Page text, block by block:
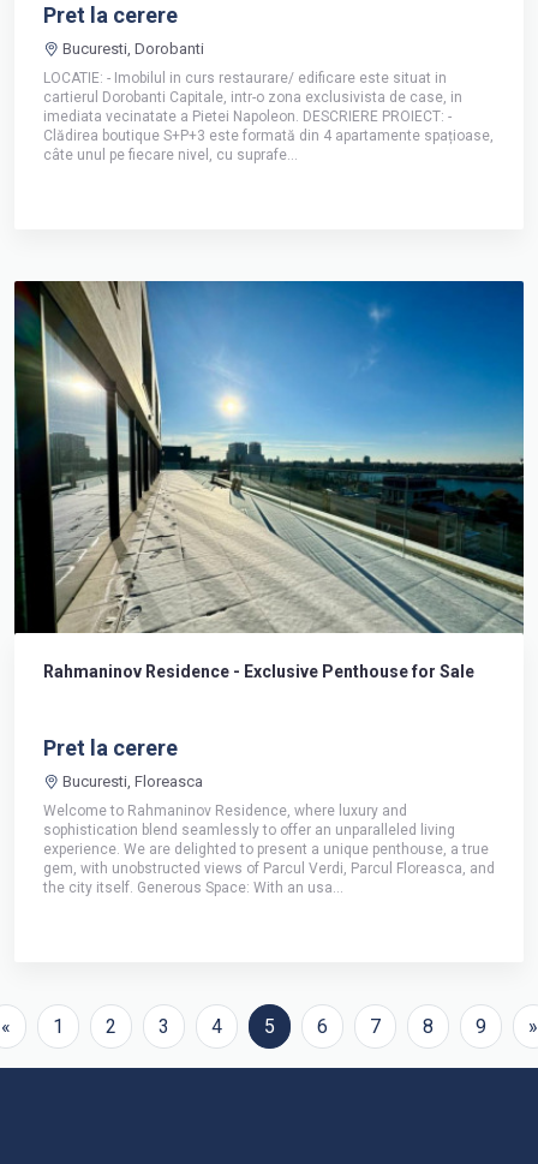
Pret la cerere
Bucuresti, Dorobanti
LOCATIE: - Imobilul in curs restaurare/ edificare este situat in
cartierul Dorobanti Capitale, intr-o zona exclusivista de case, in
imediata vecinatate a Pietei Napoleon. DESCRIERE PROIECT: -
Clădirea boutique S+P+3 este formată din 4 apartamente spațioase,
câte unul pe fiecare nivel, cu suprafe...
Rahmaninov Residence - Exclusive Penthouse for Sale
Pret la cerere
Bucuresti, Floreasca
Welcome to Rahmaninov Residence, where luxury and
sophistication blend seamlessly to offer an unparalleled living
experience. We are delighted to present a unique penthouse, a true
gem, with unobstructed views of Parcul Verdi, Parcul Floreasca, and
the city itself. Generous Space: With an usa...
« 1 2 3 4 5 6 7 8 9 »